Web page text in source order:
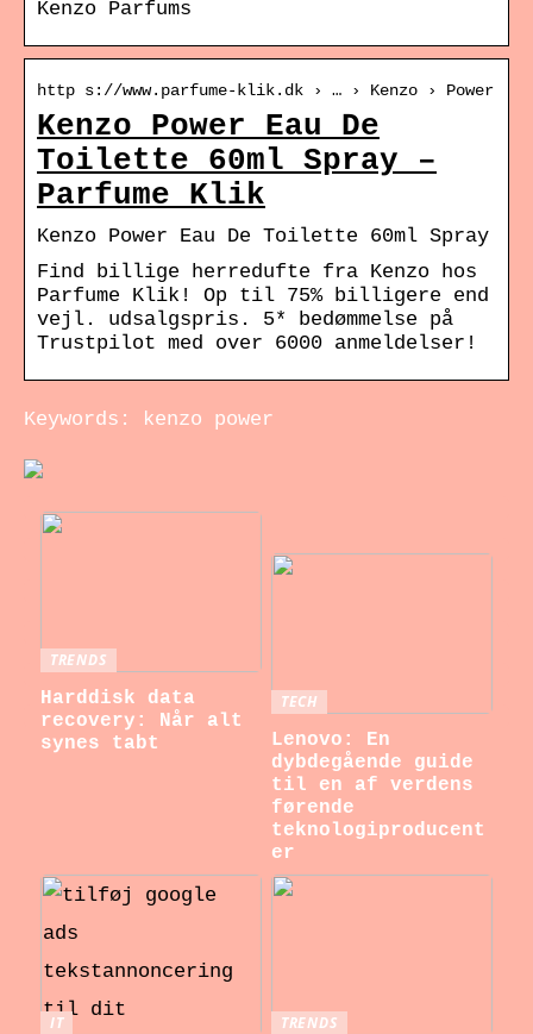
Kenzo Parfums
http s://www.parfume-klik.dk › … › Kenzo › Power
Kenzo Power Eau De
Toilette 60ml Spray –
Parfume Klik
Kenzo Power Eau De Toilette 60ml Spray
Find billige herredufte fra Kenzo hos
Parfume Klik! Op til 75% billigere end
vejl. udsalgspris. 5* bedømmelse på
Trustpilot med over 6000 anmeldelser!
Keywords: kenzo power
TRENDS
Harddisk data
recovery: Når alt
synes tabt
TECH
Lenovo: En
dybdegående guide
til en af verdens
førende
teknologiproducent
er
IT TRENDS